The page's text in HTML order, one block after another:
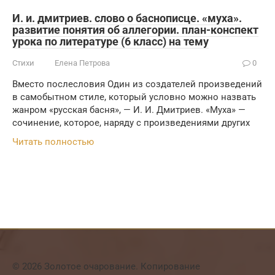
И. и. дмитриев. слово о баснописце. «муха».
развитие понятия об аллегории. план-конспект
урока по литературе (6 класс) на тему
Стихи Елена Петрова 0
Вместо послесловия Один из создателей произведений
в самобытном стиле, который условно можно назвать
жанром «русская басня», — И. И. Дмитриев. «Муха» —
сочинение, которое, наряду с произведениями других
Читать полностью
© 2026 Золотое очарование. Копирование